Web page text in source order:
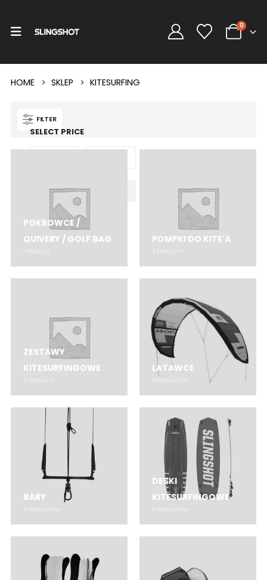
0
HOME SKLEP KITESURFING
SELECT PRICE
FILTRUJ
FILTER
POKROWCE /
QUIVERY / GOLF BAG
POMPKI DO KITE'A
ZESTAWY
KITESURFINGOWE
LATAWCE
BARY
DESKI
KITESURFINGOWE